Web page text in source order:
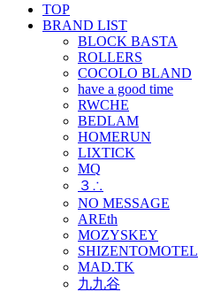
TOP
BRAND LIST
BLOCK BASTA
ROLLERS
COCOLO BLAND
have a good time
RWCHE
BEDLAM
HOMERUN
LIXTICK
MQ
３∴
NO MESSAGE
AREth
MOZYSKEY
SHIZENTOMOTEL
MAD.TK
九九谷